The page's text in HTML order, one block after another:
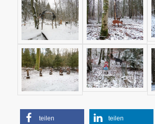
teilen teilen